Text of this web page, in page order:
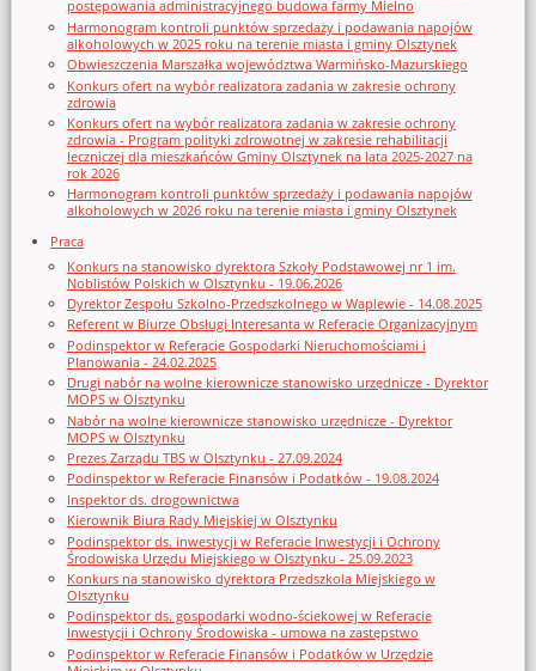
postępowania administracyjnego budowa farmy Mielno
Harmonogram kontroli punktów sprzedaży i podawania napojów
alkoholowych w 2025 roku na terenie miasta i gminy Olsztynek
Obwieszczenia Marszałka województwa Warmińsko-Mazurskiego
Konkurs ofert na wybór realizatora zadania w zakresie ochrony
zdrowia
Konkurs ofert na wybór realizatora zadania w zakresie ochrony
zdrowia - Program polityki zdrowotnej w zakresie rehabilitacji
leczniczej dla mieszkańców Gminy Olsztynek na lata 2025-2027 na
rok 2026
Harmonogram kontroli punktów sprzedaży i podawania napojów
alkoholowych w 2026 roku na terenie miasta i gminy Olsztynek
Praca
Konkurs na stanowisko dyrektora Szkoły Podstawowej nr 1 im.
Noblistów Polskich w Olsztynku - 19.06.2026
Dyrektor Zespołu Szkolno-Przedszkolnego w Waplewie - 14.08.2025
Referent w Biurze Obsługi Interesanta w Referacie Organizacyjnym
Podinspektor w Referacie Gospodarki Nieruchomościami i
Planowania - 24.02.2025
Drugi nabór na wolne kierownicze stanowisko urzędnicze - Dyrektor
MOPS w Olsztynku
Nabór na wolne kierownicze stanowisko urzędnicze - Dyrektor
MOPS w Olsztynku
Prezes Zarządu TBS w Olsztynku - 27.09.2024
Podinspektor w Referacie Finansów i Podatków - 19.08.2024
Inspektor ds. drogownictwa
Kierownik Biura Rady Miejskiej w Olsztynku
Podinspektor ds. inwestycji w Referacie Inwestycji i Ochrony
Środowiska Urzędu Miejskiego w Olsztynku - 25.09.2023
Konkurs na stanowisko dyrektora Przedszkola Miejskiego w
Olsztynku
Podinspektor ds. gospodarki wodno-ściekowej w Referacie
Inwestycji i Ochrony Środowiska - umowa na zastępstwo
Podinspektor w Referacie Finansów i Podatków w Urzędzie